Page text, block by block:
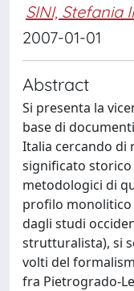
SINI, Stefania
2007-01-01
Abstract
Si presenta la
base di
Italia cercando di
significato
metodologici di
profilo monolitico
dagli studi
strutturalista), si
volti del
fra Pietrogrado-